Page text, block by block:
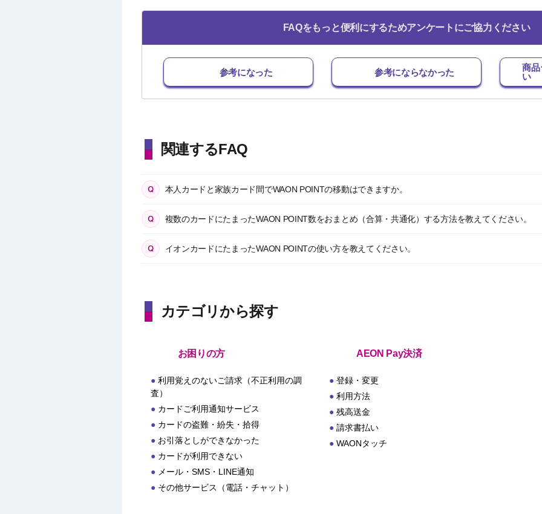
FAQをもっと便利にするためアンケートにご協力ください
参考になった 参考にならなかった
商品
い
関連するFAQ
本人カードと家族カード間でWAON POINTの移動はできますか。
複数のカードにたまったWAON POINT数をおまとめ（合算・共通化）する方法を教えてください。
イオンカードにたまったWAON POINTの使い方を教えてください。
カテゴリから探す
お困りの方
利用覚えのないご請求（不正利用の調
査）
カードご利用通知サービス
カードの盗難・紛失・拾得
お引落としができなかった
カードが利用できない
メール・SMS・LINE通知
その他サービス（電話・チャット）
AEON Pay決済
登録・変更
利用方法
残高送金
請求書払い
WAONタッチ